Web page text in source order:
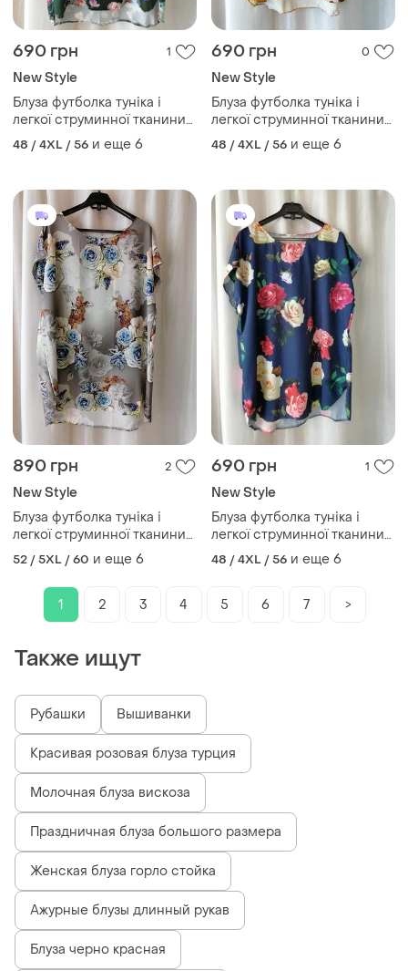
690 грн 1
New Style
Блуза футболка туніка і
легкої струминної тканини
супер софт стильна жіноча
туніка (батал) в наявнос
48 / 4XL / 56 и еще 6
690 грн 0
New Style
Блуза футболка туніка і
легкої струминної тканини
супер софт стильна жіноча
туніка (батал) в наявнос
48 / 4XL / 56 и еще 6
890 грн 2
New Style
Блуза футболка туніка і
легкої струминної тканини
супер софт стильна жіноча
туніка (батал) в наявнос
52 / 5XL / 60 и еще 6
690 грн 1
New Style
Блуза футболка туніка і
легкої струминної тканини
супер софт стильна жіноча
туніка (батал) в наявнос
48 / 4XL / 56 и еще 6
1 2 3 4 5 6 7 >
Также ищут
Рубашки Вышиванки
Красивая розовая блуза турция
Молочная блуза вискоза
Праздничная блуза большого размера
Женская блуза горло стойка
Ажурные блузы длинный рукав
Блуза черно красная